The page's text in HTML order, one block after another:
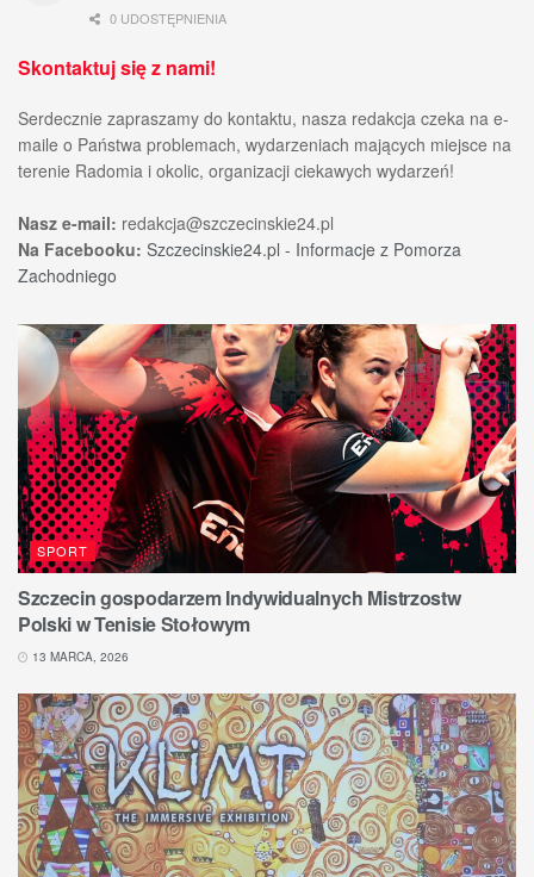
0 UDOSTĘPNIENIA
Skontaktuj się z nami!
Serdecznie zapraszamy do kontaktu, nasza redakcja czeka na e-
maile o Państwa problemach, wydarzeniach mających miejsce na
terenie Radomia i okolic, organizacji ciekawych wydarzeń!
Nasz e-mail: redakcja@szczecinskie24.pl
Na Facebooku: Szczecinskie24.pl - Informacje z Pomorza
Zachodniego
SPORT
Szczecin gospodarzem Indywidualnych Mistrzostw
Polski w Tenisie Stołowym
13 MARCA, 2026